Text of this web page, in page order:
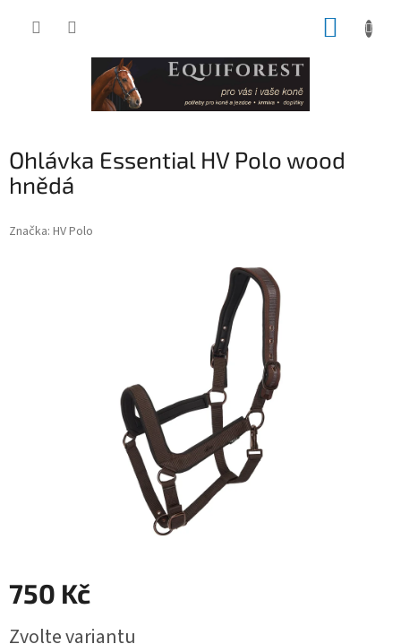
Ohlávka Essential HV Polo wood
hnědá
Značka: HV Polo
750 Kč
cena:
Zvolte variantu